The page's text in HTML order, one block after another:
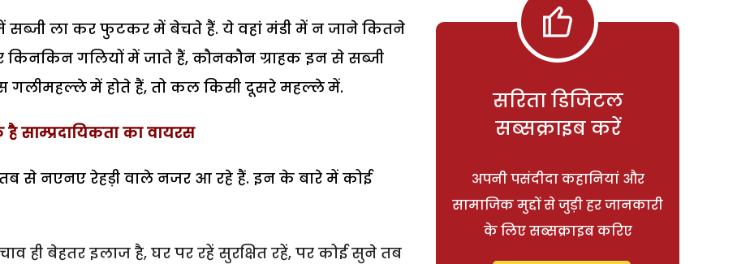
सब्जी ला कर फुटकर में बेचते हैं. ये वहां मंडी में न जाने कितने
किनकिन गलियों में जाते हैं, कौनकौन ग्राहक इन से सब्जी
गलीमहल्ले में होते हैं, तो कल किसी दूसरे महल्ले में.
साम्प्रदायिकता का वायरस
से नएनए रेहड़ी वाले नजर आ रहे हैं. इन के बारे में कोई
ही बेहतर इलाज है, घर पर रहें सुरक्षित रहें, पर कोई सुने तब
सरिता डिजिटल
सब्सक्राइब करें
अपनी पसंदीदा कहानियां और
सामाजिक मुद्दों से जुड़ी हर जानकारी
के लिए सब्सक्राइब करिए